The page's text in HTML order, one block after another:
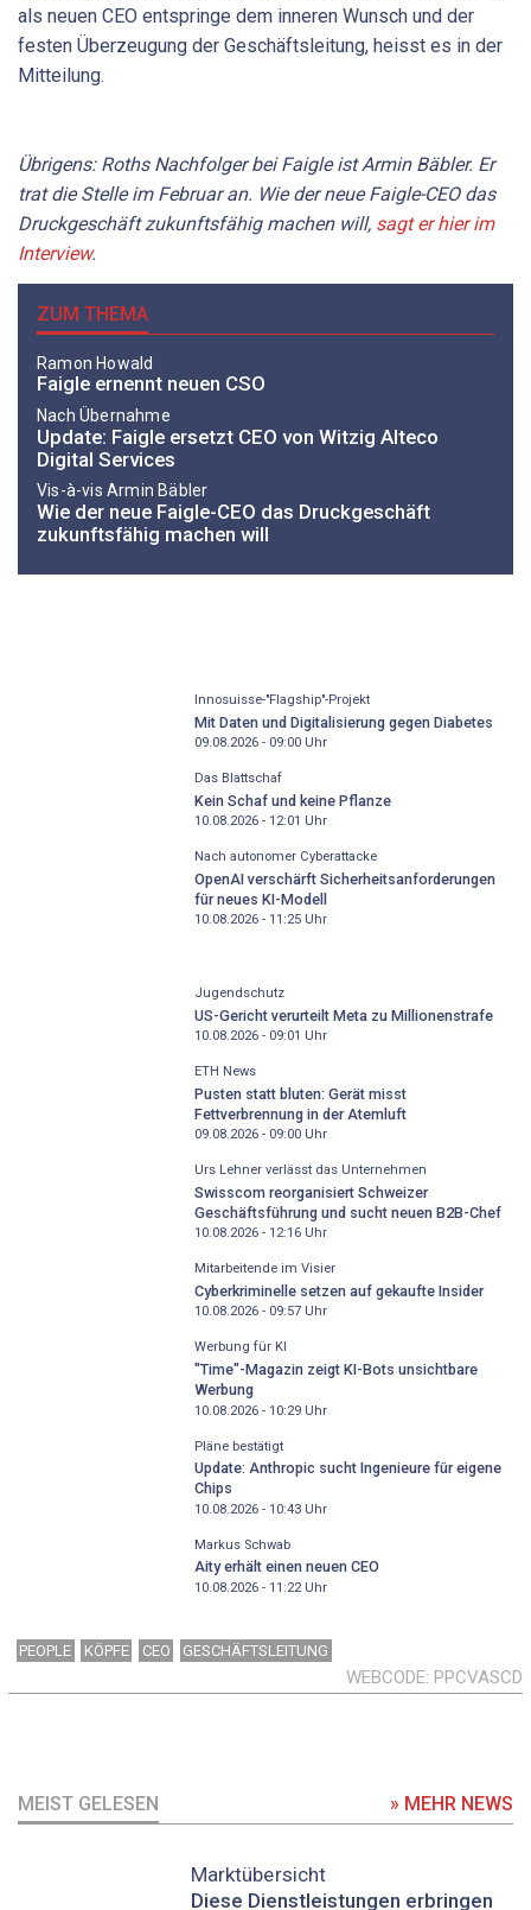
als neuen CEO entspringe dem inneren Wunsch und der
festen Überzeugung der Geschäftsleitung, heisst es in der
Mitteilung.
Übrigens: Roths Nachfolger bei Faigle ist Armin Bäbler. Er
trat die Stelle im Februar an. Wie der neue Faigle-CEO das
Druckgeschäft zukunftsfähig machen will, sagt er hier im
Interview.
ZUM THEMA
Ramon Howald
Faigle ernennt neuen CSO
Nach Übernahme
Update: Faigle ersetzt CEO von Witzig Alteco
Digital Services
Vis-à-vis Armin Bäbler
Wie der neue Faigle-CEO das Druckgeschäft
zukunftsfähig machen will
Innosuisse-"Flagship"-Projekt
Mit Daten und Digitalisierung gegen Diabetes
09.08.2026 - 09:00Uhr
Das Blattschaf
Kein Schaf und keine Pflanze
10.08.2026 - 12:01 Uhr
Nach autonomer Cyberattacke
OpenAI verschärft Sicherheitsanforderungen
für neues KI-Modell
10.08.2026 - 11:25Uhr
Jugendschutz
US-Gericht verurteilt Meta zu Millionenstrafe
10.08.2026 - 09:01 Uhr
ETH News
Pusten statt bluten: Gerät misst
Fettverbrennung in der Atemluft
09.08.2026 - 09:00Uhr
Urs Lehner verlässt das Unternehmen
Swisscom reorganisiert Schweizer
Geschäftsführung und sucht neuen B2B-Chef
10.08.2026 - 12:16Uhr
Mitarbeitende im Visier
Cyberkriminelle setzen auf gekaufte Insider
10.08.2026 - 09:57Uhr
Werbung für KI
"Time"-Magazin zeigt KI-Bots unsichtbare
Werbung
10.08.2026 - 10:29Uhr
Pläne bestätigt
Update: Anthropic sucht Ingenieure für eigene
Chips
10.08.2026 - 10:43Uhr
Markus Schwab
Aity erhält einen neuen CEO
10.08.2026 - 11:22Uhr
PEOPLE KÖPFE CEO GESCHÄFTSLEITUNG
WEBCODE PPCVASCD
MEIST GELESEN » MEHR NEWS
Marktübersicht
Diese Dienstleistungen erbringen